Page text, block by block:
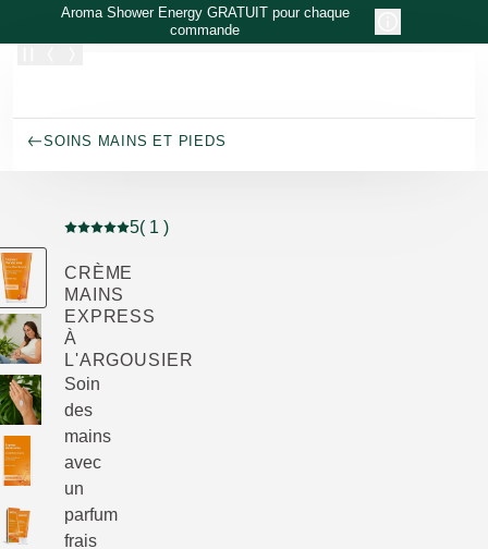
Allez au contenu principal
Aroma Shower Energy GRATUIT pour chaque
commande
SOINS MAINS ET PIEDS
Note actuelle : 5 sur 5 étoiles Noté par 1 clients
5( 1 )
CRÈME
MAINS
EXPRESS
À
L'ARGOUSIER
Soin
des
mains
avec
un
parfum
frais